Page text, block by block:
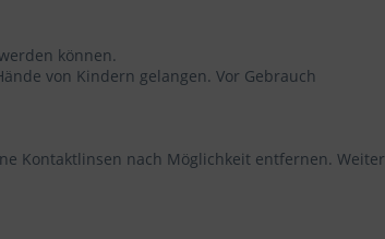
können.
von Kindern gelangen. Vor Gebrauch
Kontaktlinsen nach Möglichkeit entfernen. Weiter